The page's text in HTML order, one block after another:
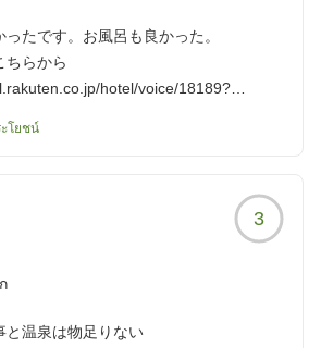
たです。お風呂も良かった。
ちらから
hotel/voice/18189?
โยชน์
3
と温泉は物足りない